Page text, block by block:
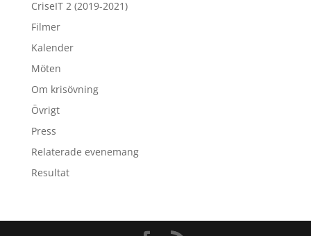
CriseIT 2 (2019-2021)
Filmer
Kalender
Möten
Om krisövning
Övrigt
Press
Relaterade evenemang
Resultat